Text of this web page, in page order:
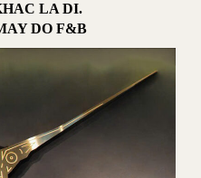
LA DI.
DO F&B